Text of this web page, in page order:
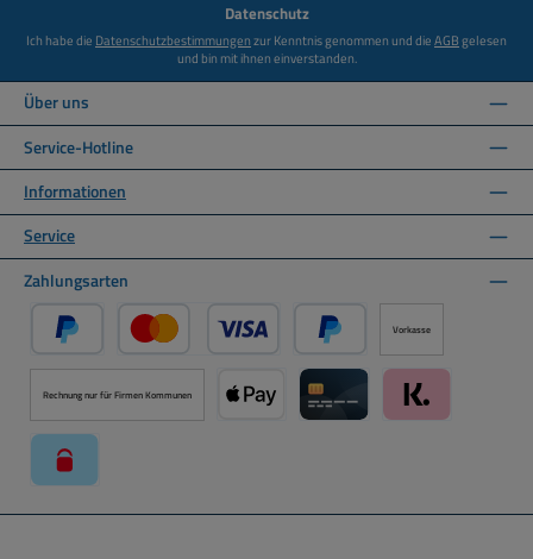
Datenschutz
Ich habe die Datenschutzbestimmungenzur Kenntnis genommen und dieAGBgelesen
und bin mit ihnen einverstanden.
Über uns
Service-Hotline
Informationen
Service
Zahlungsarten
PayPal Kredit- oder Debitkarte über PayPal
Später Bezahlen über PayPal
Vorkasse
Rechnung nur für Firmen Kommunen